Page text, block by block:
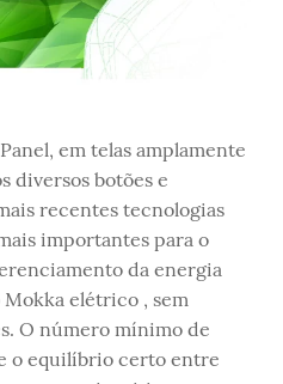
em telas amplamente
diversos botões e
recentes tecnologias
importantes para o
da energia
elétrico , sem
O número mínimo de
o equilíbrio certo entre